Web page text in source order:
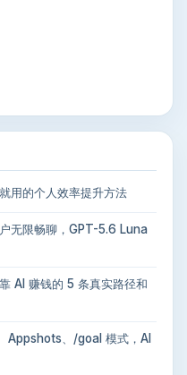
用的个人效率提升方法
无限畅聊，GPT-5.6 Luna
AI 赚钱的 5 条真实路径和
Appshots、/goal 模式，AI